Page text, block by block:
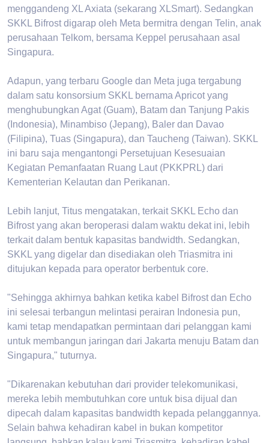
menggandeng XL Axiata (sekarang XLSmart). Sedangkan
SKKL Bifrost digarap oleh Meta bermitra dengan Telin, anak
perusahaan Telkom, bersama Keppel perusahaan asal
Singapura.
Adapun, yang terbaru Google dan Meta juga tergabung
dalam satu konsorsium SKKL bernama Apricot yang
menghubungkan Agat (Guam), Batam dan Tanjung Pakis
(Indonesia), Minambiso (Jepang), Baler dan Davao
(Filipina), Tuas (Singapura), dan Taucheng (Taiwan). SKKL
ini baru saja mengantongi Persetujuan Kesesuaian
Kegiatan Pemanfaatan Ruang Laut (PKKPRL) dari
Kementerian Kelautan dan Perikanan.
Lebih lanjut, Titus mengatakan, terkait SKKL Echo dan
Bifrost yang akan beroperasi dalam waktu dekat ini, lebih
terkait dalam bentuk kapasitas bandwidth. Sedangkan,
SKKL yang digelar dan disediakan oleh Triasmitra ini
ditujukan kepada para operator berbentuk core.
"Sehingga akhirnya bahkan ketika kabel Bifrost dan Echo
ini selesai terbangun melintasi perairan Indonesia pun,
kami tetap mendapatkan permintaan dari pelanggan kami
untuk membangun jaringan dari Jakarta menuju Batam dan
Singapura," tuturnya.
"Dikarenakan kebutuhan dari provider telekomunikasi,
mereka lebih membutuhkan core untuk bisa dijual dan
dipecah dalam kapasitas bandwidth kepada pelanggannya.
Selain bahwa kehadiran kabel in bukan kompetitor